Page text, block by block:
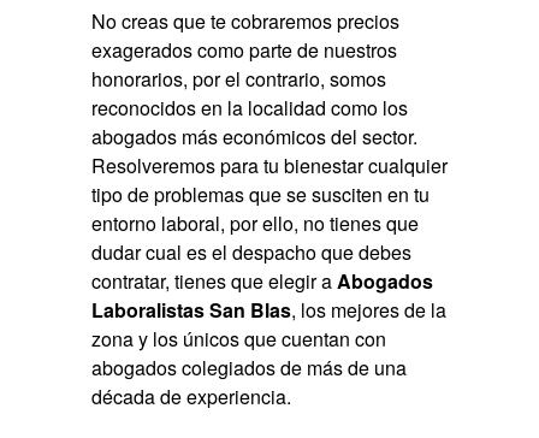
No creas que te cobraremos precios
exagerados como parte de nuestros
honorarios, por el contrario, somos
reconocidos en la localidad como los
abogados más económicos del sector.
Resolveremos para tu bienestar cualquier
tipo de problemas que se susciten en tu
entorno laboral, por ello, no tienes que
dudar cual es el despacho que debes
contratar, tienes que elegir aAbogados
Laboralistas San Blas, los mejores de la
zona y los únicos que cuentan con
abogados colegiados de más de una
década de experiencia.